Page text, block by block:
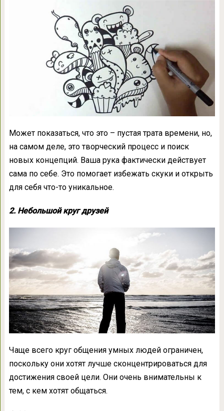
Может показаться, что это – пустая трата времени, но,
на самом деле, это творческий процесс и поиск
новых концепций. Ваша рука фактически действует
сама по себе. Это помогает избежать скуки и открыть
для себя что-то уникальное.
2. Небольшой круг друзей
Чаще всего круг общения умных людей ограничен,
поскольку они хотят лучше сконцентрироваться для
достижения своей цели. Они очень внимательны к
тем, с кем хотят общаться.